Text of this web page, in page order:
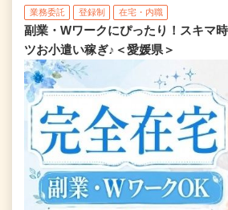
業務委託 登録制 在宅・内職
副業・Wワークにぴったり！スキマ
ツお小遣い稼ぎ♪＜愛媛県＞